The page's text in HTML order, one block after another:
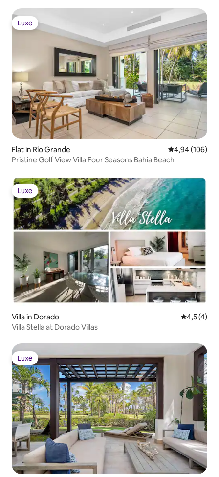
Luxe
Luxe
Flat in Río Grande Gemiddelde
4,94 (106)
Pristine Golf View Villa Four Seasons Bahia Beach
Luxe
Luxe
Villa in Dorado
4,5 (4)
Villa Stella at Dorado Villas
Luxe
Luxe